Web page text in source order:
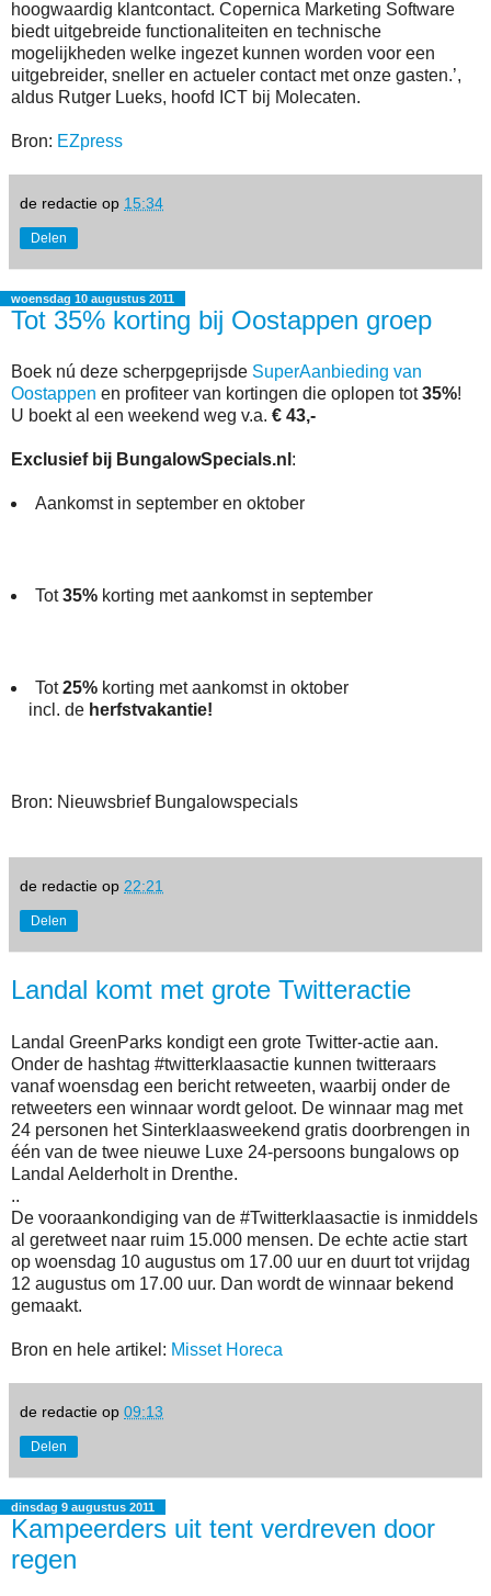
hoogwaardig klantcontact. Copernica Marketing Software
biedt uitgebreide functionaliteiten en technische
mogelijkheden welke ingezet kunnen worden voor een
uitgebreider, sneller en actueler contact met onze gasten.’,
aldus Rutger Lueks, hoofd ICT bij Molecaten.
Bron: EZpress
de redactie op 15:34
Delen
woensdag 10 augustus 2011
Tot 35% korting bij Oostappen groep
Boek nú deze scherpgeprijsde SuperAanbieding van
Oostappen en profiteer van kortingen die oplopen tot35%!
U boekt al een weekend weg v.a. € 43,-
Exclusief bij BungalowSpecials.nl :
Aankomst in september en oktober
Tot35% korting met aankomst in september
Tot25% korting met aankomst in oktober
incl. de herfstvakantie!
Bron: Nieuwsbrief Bungalowspecials
de redactie op 22:21
Delen
Landal komt met grote Twitteractie
Landal GreenParks kondigt een grote Twitter-actie aan.
Onder de hashtag #twitterklaasactie kunnen twitteraars
vanaf woensdag een bericht retweeten, waarbij onder de
retweeters een winnaar wordt geloot. De winnaar mag met
24 personen het Sinterklaasweekend gratis doorbrengen in
één van de twee nieuwe Luxe 24-persoons bungalows op
Landal Aelderholt in Drenthe.
..
De vooraankondiging van de #Twitterklaasactie is inmiddels
al geretweet naar ruim 15.000 mensen. De echte actie start
op woensdag 10 augustus om 17.00 uur en duurt tot vrijdag
12 augustus om 17.00 uur. Dan wordt de winnaar bekend
gemaakt.
Bron en hele artikel: Misset Horeca
de redactie op 09:13
Delen
dinsdag 9 augustus 2011
Kampeerders uit tent verdreven door
regen